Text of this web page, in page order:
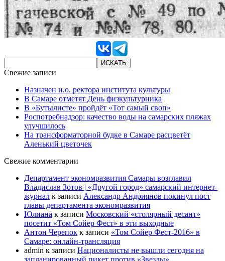
Свежие записи
Назначен и.о. ректора института культуры
В Самаре отметят День физкультурника
В «Бутылисте» пройдёт «Тот самый своп»
Роспотребнадзор: качество воды на самарских пляжах
улучшилось
На трансформаторной будке в Самаре расцветёт
Аленький цветочек
Свежие комментарии
Департамент экономразвития Самары возглавил
Владислав Зотов | «Другой город» самарский интернет-
журнал к записи Александр Андриянов покинул пост
главы департамента экономразвития
Юлиана к записи Московский «столярный десант»
посетит «Том Сойер Фест» в эти выходные
Антон Черепок к записи «Том Сойер Фест-2016» в
Самаре: онлайн-трансляция
admin к записи Националисты не вышли сегодня на
запланированный пикет против «Звезды»